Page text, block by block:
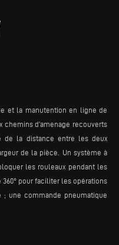
et la manutention en ligne de
chemins d’amenage recouverts
de la distance entre les deux
de la pièce. Un système à
les rouleaux pendant les
pour faciliter les opérations
une commande pneumatique